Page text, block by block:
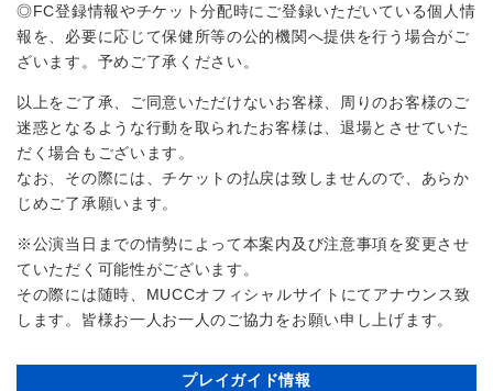
◎FC登録情報やチケット分配時にご登録いただいている個人情
報を、必要に応じて保健所等の公的機関へ提供を行う場合がご
ざいます。予めご了承ください。
以上をご了承、ご同意いただけないお客様、周りのお客様のご
迷惑となるような行動を取られたお客様は、退場とさせていた
だく場合もございます。
なお、その際には、チケットの払戻は致しませんので、あらか
じめご了承願います。
※公演当日までの情勢によって本案内及び注意事項を変更させ
ていただく可能性がございます。
その際には随時、MUCCオフィシャルサイトにてアナウンス致
します。皆様お一人お一人のご協力をお願い申し上げます。
プレイガイド情報